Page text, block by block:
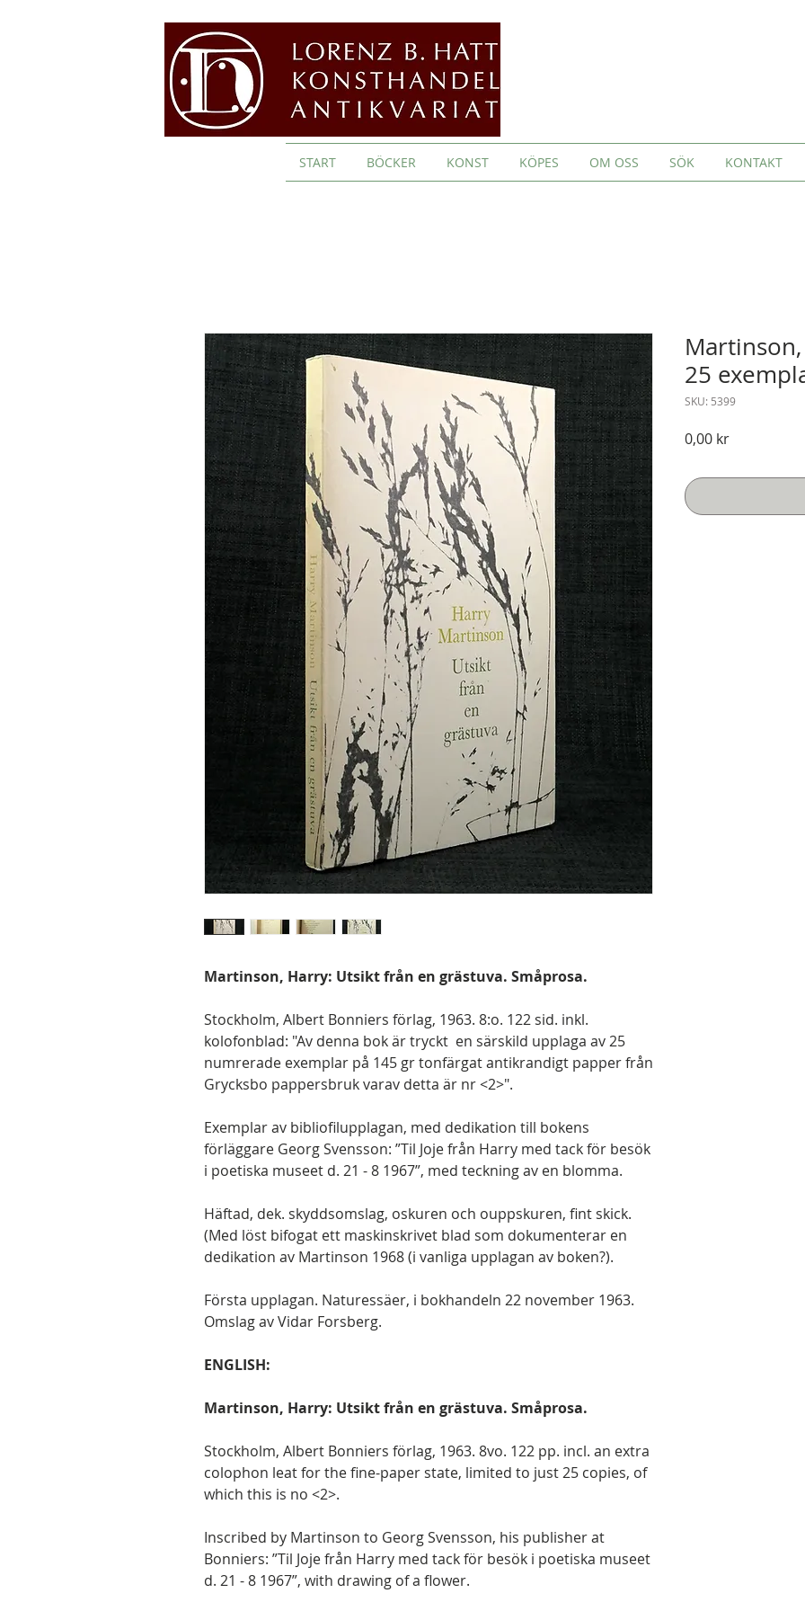
START BÖCKER KONST KÖPES OM OSS SÖK KONTAKT
Martinson, Harry: Utsikt från en grästuva. Småprosa.
Stockholm, Albert Bonniers förlag, 1963. 8:o. 122 sid. inkl.
kolofonblad: "Av denna bok är tryckt en särskild upplaga av 25
numrerade exemplar på 145 gr tonfärgat antikrandigt papper från
Grycksbo pappersbruk varav detta är nr <2>".
Exemplar av bibliofilupplagan, med dedikation till bokens
förläggare Georg Svensson: ”Til Joje från Harry med tack för besök
i poetiska museet d. 21 - 8 1967”, med teckning av en blomma.
Häftad, dek. skyddsomslag, oskuren och ouppskuren, fint skick.
(Med löst bifogat ett maskinskrivet blad som dokumenterar en
dedikation av Martinson 1968 (i vanliga upplagan av boken?).
Första upplagan. Naturessäer, i bokhandeln 22 november 1963.
Omslag av Vidar Forsberg.
ENGLISH:
Martinson, Harry: Utsikt från en grästuva. Småprosa.
Stockholm, Albert Bonniers förlag, 1963. 8vo. 122 pp. incl. an extra
colophon leat for the fine-paper state, limited to just 25 copies, of
which this is no <2>.
Inscribed by Martinson to Georg Svensson, his publisher at
Bonniers: ”Til Joje från Harry med tack för besök i poetiska museet
d. 21 - 8 1967”, with drawing of a flower.
25
SKU: 5399
0,00 krPris